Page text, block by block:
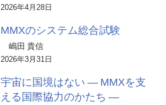
2026年4月28日
MMXのシステム総合試験
嶋田 貴信
2026年3月31日
宇宙に国境はない ― MMXを支
える国際協力のかたち ―